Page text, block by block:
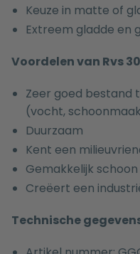
Keuze in matte of
Extreem gladde en
Voordelen van Rvs
Zeer goed bestand
(vocht,
Duurzaam
Kent een
Gemakkelijk
Creëert een
Technische